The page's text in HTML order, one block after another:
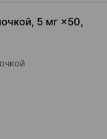
5 мг ×50,